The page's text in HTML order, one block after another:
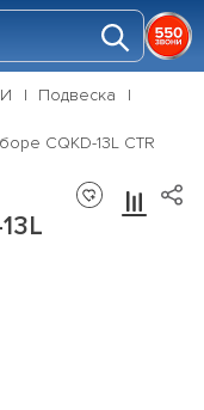
Подвеска
CQKD-13L CTR